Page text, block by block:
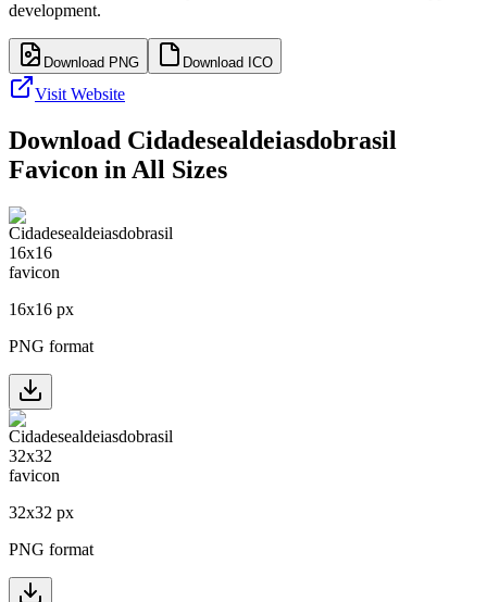
development.
Download PNG Download ICO
Visit Website
Download Cidadesealdeiasdobrasil
Favicon in All Sizes
16x16 px
PNG format
32x32 px
PNG format